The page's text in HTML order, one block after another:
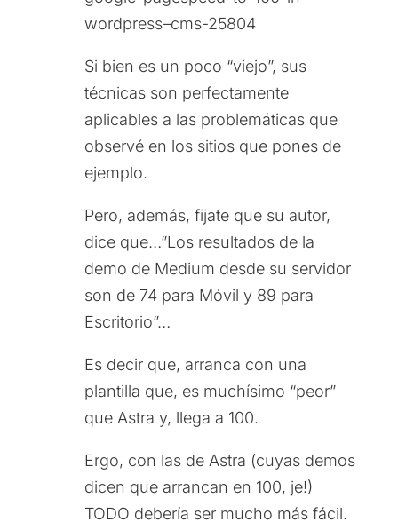
wordpress–cms-25804
Si bien es un poco “viejo”, sus
técnicas son perfectamente
aplicables a las problemáticas que
observé en los sitios que pones de
ejemplo.
Pero, además, fijate que su autor,
dice que…”Los resultados de la
demo de Medium desde su servidor
son de 74 para Móvil y 89 para
Escritorio”…
Es decir que, arranca con una
plantilla que, es muchísimo “peor”
que Astra y, llega a 100.
Ergo, con las de Astra (cuyas demos
dicen que arrancan en 100, je!)
TODO debería ser mucho más fácil.